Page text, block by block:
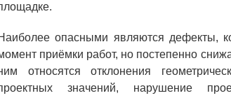
опасными являются дефекты,
приёмки работ, но постепенно
относятся отклонения
значений, нарушение